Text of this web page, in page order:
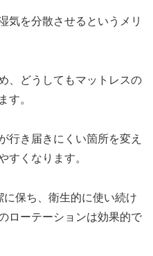
気を分散させるというメリ
、どうしてもマットレスの
す。
行き届きにくい箇所を変え
すくなります。
保ち、衛生的に使い続け
ローテーションは効果的で